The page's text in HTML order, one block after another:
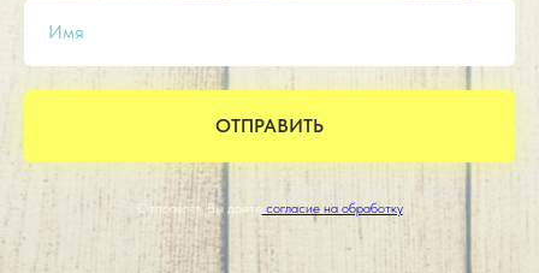
Имя
ОТПРАВИТЬ
Отправляя, Вы даетесогласие на обработку